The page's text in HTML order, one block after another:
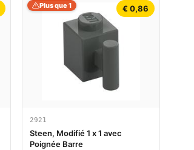
€ 0,86
Plus que 1
2921
Steen, Modifié 1 x 1 avec
Poignée Barre